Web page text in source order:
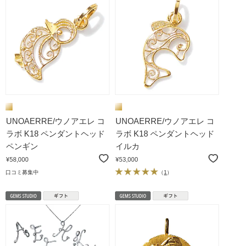
UNOAERRE/ウノアエレ コ
ラボ K18 ペンダントヘッド
ペンギン
¥58,000
口コミ募集中
UNOAERRE/ウノアエレ コ
ラボ K18 ペンダントヘッド
イルカ
¥53,000
（ 1 ）